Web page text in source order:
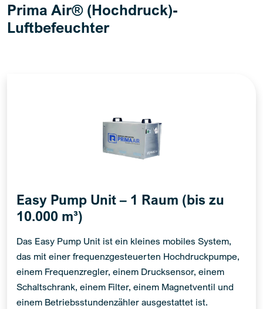
Prima Air® (Hochdruck)-
Luftbefeuchter
Easy Pump Unit – 1 Raum (bis zu
10.000 m³)
Das Easy Pump Unit ist ein kleines mobiles System,
das mit einer frequenzgesteuerten Hochdruckpumpe,
einem Frequenzregler, einem Drucksensor, einem
Schaltschrank, einem Filter, einem Magnetventil und
einem Betriebsstundenzähler ausgestattet ist.